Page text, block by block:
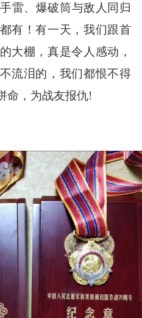
雷、爆破筒与敌人同归
有！有一天，我们跟首
大棚，真是令人感动，
流泪的，我们都恨不得
命，为战友报仇!